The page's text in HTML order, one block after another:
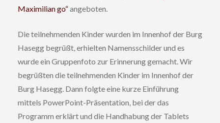
Maximilian go“angeboten.
Die teilnehmenden Kinder wurden im Innenhof der Burg
Hasegg begrüßt, erhielten Namensschilder und es
wurde ein Gruppenfoto zur Erinnerung gemacht. Wir
begrüßten die teilnehmenden Kinder im Innenhof der
Burg Hasegg. Dann folgte eine kurze Einführung
mittels PowerPoint-Präsentation, bei der das
Programm erklärt und die Handhabung der Tablets